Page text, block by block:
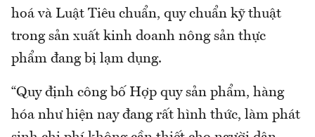
hoá và Luật Tiêu chuẩn, quy chuẩn kỹ thuật
trong sản xuất kinh doanh nông sản thực
phẩm đang bị lạm dụng.
“Quy định công bố Hợp quy sản phẩm, hàng
hóa như hiện nay đang rất hình thức, làm phát